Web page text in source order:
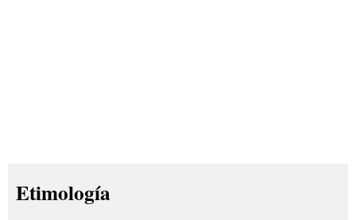
Etimología